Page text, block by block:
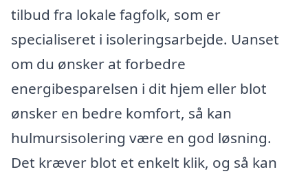
tilbud fra lokale fagfolk, som er
specialiseret i isoleringsarbejde. Uanset
om du ønsker at forbedre
energibesparelsen i dit hjem eller blot
ønsker en bedre komfort, så kan
hulmursisolering være en god løsning.
Det kræver blot et enkelt klik, og så kan